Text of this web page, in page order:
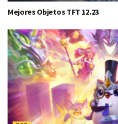
Mejores Objetos TFT 12.23